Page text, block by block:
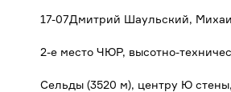
17-07Дмитрий Шаульский,
2-е место ЧЮР, высотно-
Сельды (3520 м), центру Ю